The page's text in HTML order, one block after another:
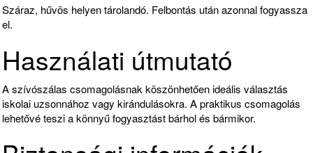
Száraz, hűvös helyen tárolandó. Felbontás után azonnal fogyassza
el.
Használati útmutató
A szívószálas csomagolásnak köszönhetően ideális választás
iskolai uzsonnához vagy kirándulásokra. A praktikus csomagolás
lehetővé teszi a könnyű fogyasztást bárhol és bármikor.